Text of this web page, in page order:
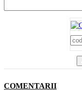
COMENTARII